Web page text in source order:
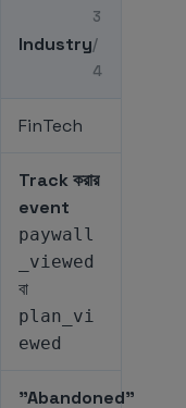
Industry
3
/
4
FinTech
Track করার
event
paywall
_viewed
বা
plan_vi
ewed
"Abandoned"